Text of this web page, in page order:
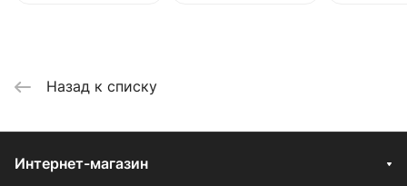
Назад к списку
Интернет-магазин